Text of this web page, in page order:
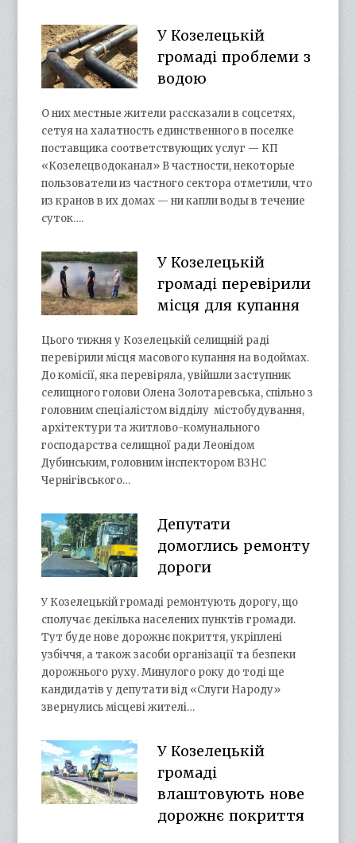
У Козелецькій
громаді проблеми з
водою
О них местные жители рассказали в соцсетях,
сетуя на халатность единственного в поселке
поставщика соответствующих услуг — КП
«Козелецводоканал» В частности, некоторые
пользователи из частного сектора отметили, что
из кранов в их домах — ни капли воды в течение
суток….
У Козелецькій
громаді перевірили
місця для купання
Цього тижня у Козелецькій селищній раді
перевірили місця масового купання на водоймах.
До комісії, яка перевіряла, увійшли заступник
селищного голови Олена Золотаревська, спільно з
головним спеціалістом відділу містобудування,
архітектури та житлово-комунального
господарства селищної ради Леонідом
Дубинським, головним інспектором ВЗНС
Чернігівського…
Депутати
домоглись ремонту
дороги
У Козелецькій громаді ремонтують дорогу, що
сполучає декілька населених пунктів громади.
Тут буде нове дорожнє покриття, укріплені
узбіччя, а також засоби організації та безпеки
дорожнього руху. Минулого року до тоді ще
кандидатів у депутати від «Слуги Народу»
звернулись місцеві жителі…
У Козелецькій
громаді
влаштовують нове
дорожнє покриття